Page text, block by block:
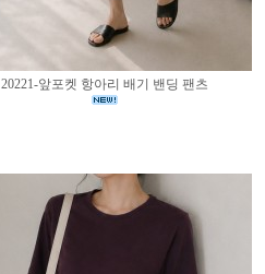
20221-앞포켓 항아리 배기 밴딩 팬츠